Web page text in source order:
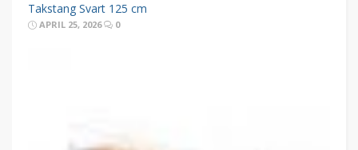
Takstang Svart 125 cm
APRIL 25, 2026 0